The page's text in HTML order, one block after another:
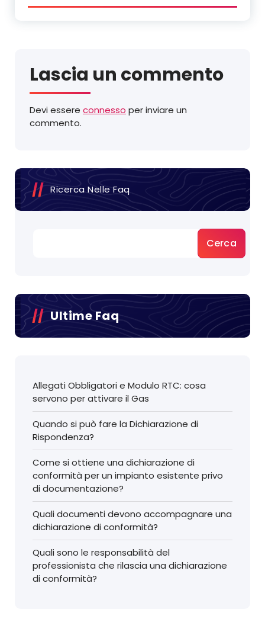
Lascia un commento
Devi essere connesso per inviare un
commento.
Ricerca Nelle Faq
Cerca
Ultime Faq
Allegati Obbligatori e Modulo RTC: cosa
servono per attivare il Gas
Quando si può fare la Dichiarazione di
Rispondenza?
Come si ottiene una dichiarazione di
conformità per un impianto esistente privo
di documentazione?
Quali documenti devono accompagnare una
dichiarazione di conformità?
Quali sono le responsabilità del
professionista che rilascia una dichiarazione
di conformità?